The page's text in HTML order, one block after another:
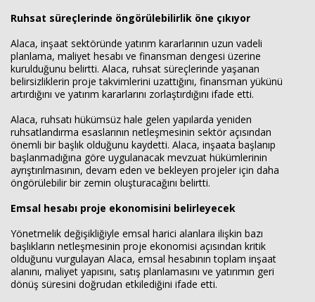
Ruhsat süreçlerinde öngörülebilirlik öne çıkıyor
Alaca, inşaat sektöründe yatırım kararlarının uzun vadeli
planlama, maliyet hesabı ve finansman dengesi üzerine
kurulduğunu belirtti. Alaca, ruhsat süreçlerinde yaşanan
belirsizliklerin proje takvimlerini uzattığını, finansman yükünü
artırdığını ve yatırım kararlarını zorlaştırdığını ifade etti.
Alaca, ruhsatı hükümsüz hale gelen yapılarda yeniden
ruhsatlandırma esaslarının netleşmesinin sektör açısından
önemli bir başlık olduğunu kaydetti. Alaca, inşaata başlanıp
başlanmadığına göre uygulanacak mevzuat hükümlerinin
ayrıştırılmasının, devam eden ve bekleyen projeler için daha
öngörülebilir bir zemin oluşturacağını belirtti.
Emsal hesabı proje ekonomisini belirleyecek
Yönetmelik değişikliğiyle emsal harici alanlara ilişkin bazı
başlıkların netleşmesinin proje ekonomisi açısından kritik
olduğunu vurgulayan Alaca, emsal hesabının toplam inşaat
alanını, maliyet yapısını, satış planlamasını ve yatırımın geri
dönüş süresini doğrudan etkilediğini ifade etti.
Haberin Doğru Adresi.